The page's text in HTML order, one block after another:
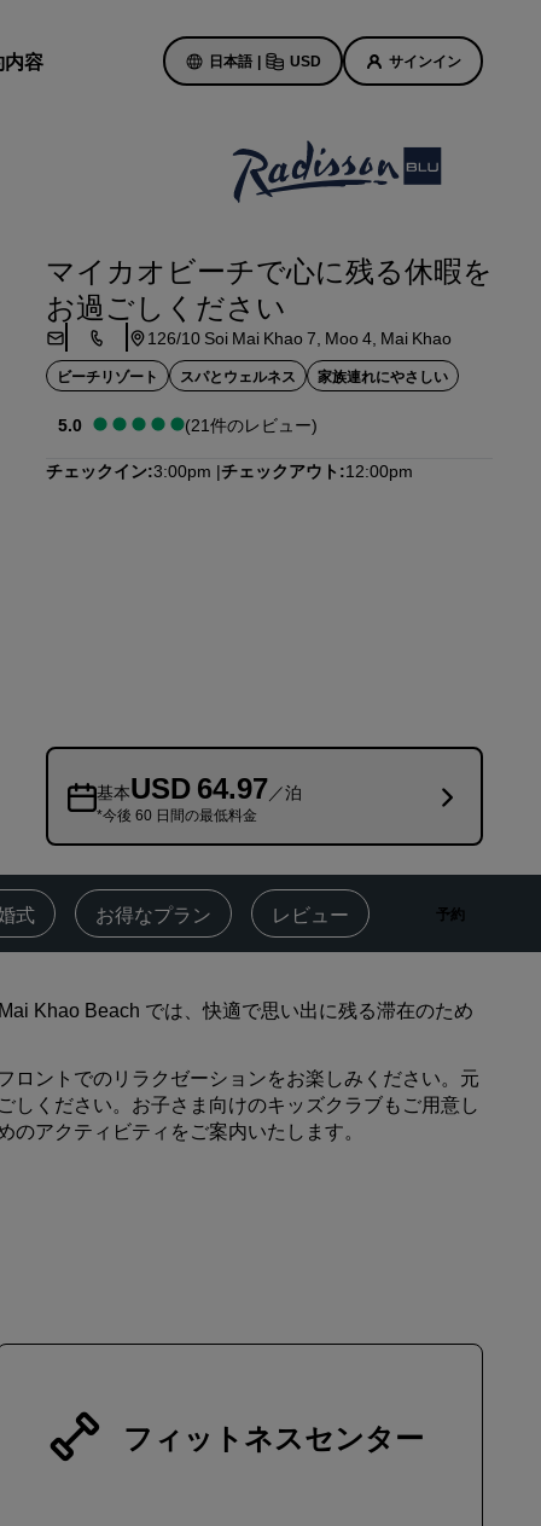
容 日本語 | USD サインイン
定
ます
ホテルのセール
い
初回限定の予約特典
本日のセール
事前にご予約ください
パッケージをご覧ください
旅のアイデア
市内中心部にあるホテル
ブログをご覧ください
Radisson Rewards
プログラムを見つける
特典
ポイントを獲得する方法
会員になる
マイカオビーチで心に残る休暇を
お過ごしください
126/10 Soi Mai Khao 7, Moo 4, Mai Khao
ビーチリゾート スパとウェルネス 家族連れにやさしい
5.0
(21件のレビュー)
チェックイン 3:00pm チェックアウト 12:00pm
基本USD 64.97／泊
*今後 60 日間の最低料金
式 お得なプラン レビュー 近隣のアトラ
予約
Khao Beach では、快適で思い出に残る滞在のため
ントでのリラクゼーションをお楽しみください。元
ください。お子さま向けのキッズクラブもご用意し
アクティビティをご案内いたします。
フィットネスセンター